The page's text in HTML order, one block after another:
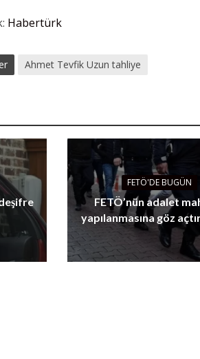
Habertürk
Ahmet Tevfik Uzun tahliye
FETÖ'DE BUGÜN
FETÖ’nün adalet
yapılanmasına göz